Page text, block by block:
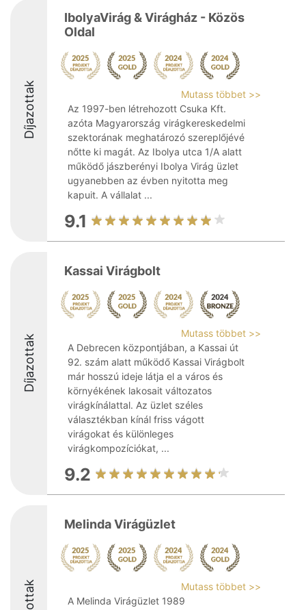
Díjazottak
IbolyaVirág & Virágház - Közös
Oldal
Mutass többet >>
Az 1997-ben létrehozott Csuka Kft.
azóta Magyarország virágkereskedelmi
szektorának meghatározó szereplőjévé
nőtte ki magát. Az Ibolya utca 1/A alatt
működő jászberényi Ibolya Virág üzlet
ugyanebben az évben nyitotta meg
kapuit. A vállalat ...
9.1
Díjazottak
Kassai Virágbolt
Mutass többet >>
A Debrecen központjában, a Kassai út
92. szám alatt működő Kassai Virágbolt
már hosszú ideje látja el a város és
környékének lakosait változatos
virágkínálattal. Az üzlet széles
választékban kínál friss vágott
virágokat és különleges
virágkompozíciókat, ...
9.2
Melinda Virágüzlet
Mutass többet >>
A Melinda Virágüzlet 1989